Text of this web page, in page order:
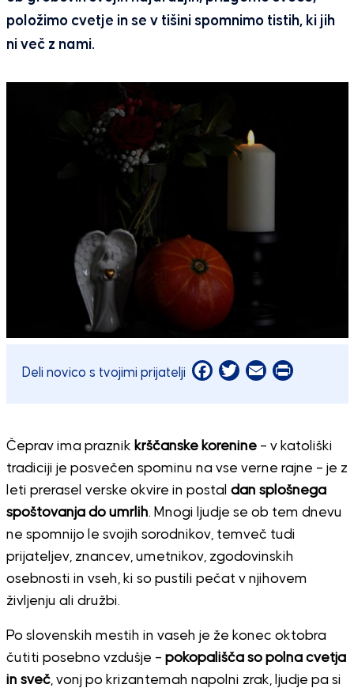
položimo cvetje in se v tišini spomnimo tistih, ki jih
ni več z nami.
Deli novico s tvojimi prijatelji Facebook
Twitter
EmailPrint
Čeprav ima praznik krščanske korenine– v katoliški
tradiciji je posvečen spominu na vse verne rajne – je z
leti prerasel verske okvire in postal dan splošnega
spoštovanja do umrlih. Mnogi ljudje se ob tem dnevu
ne spomnijo le svojih sorodnikov, temveč tudi
prijateljev, znancev, umetnikov, zgodovinskih
osebnosti in vseh, ki so pustili pečat v njihovem
življenju ali družbi.
Po slovenskih mestih in vaseh je že konec oktobra
čutiti posebno vzdušje – pokopališča so polna cvetja
in sveč, vonj po krizantemah napolni zrak, ljudje pa si